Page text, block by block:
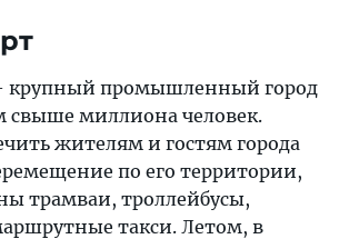
крупный промышленный город
свыше миллиона человек.
жителям и гостям города
по его территории,
трамваи, троллейбусы,
такси. Летом, в